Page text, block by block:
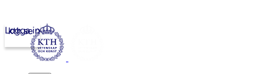
kth.se
Logga in